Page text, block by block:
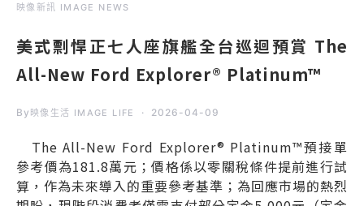
映像新訊 IMAGE NEWS
美式剽悍正七人座旗艦全台巡迴預賞 The
All-New Ford Explorer® Platinum™
By 映像生活 IMAGE LIFE 2026-04-09
The All-New Ford Explorer® Platinum™預接單
參考價為181.8萬元；價格係以零關稅條件提前進行試
算，作為未來導入的重要參考基準；為回應市場的熱烈